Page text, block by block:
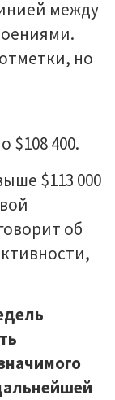
между
но
$108 400.
$113 000
об